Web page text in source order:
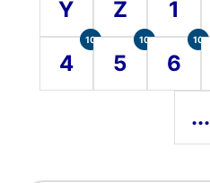
Y Z 1
4
10
5
10
6
10
...